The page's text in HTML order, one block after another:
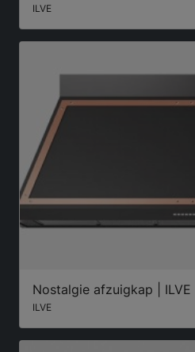
ILVE
Nostalgie afzuigkap | ILVE
ILVE